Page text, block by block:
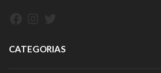
CATEGORIAS